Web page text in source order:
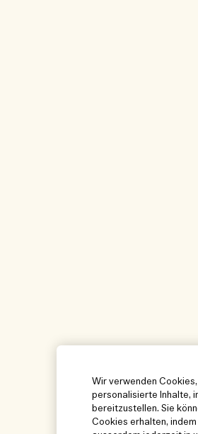
Wir verwenden
personalisierte Inhalte,
bereitzustellen. Sie
Cookies erhalten,